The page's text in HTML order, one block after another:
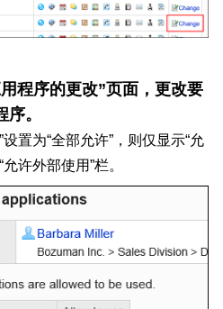
程序的更改”页面，更改要
。
置为“全部允许”，则仅显示“允
许外部使用”栏。